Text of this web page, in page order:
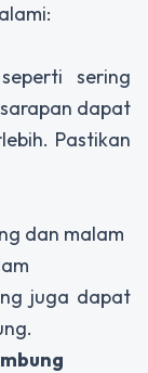
sering
dapat
Pastikan
dan malam
juga dapat